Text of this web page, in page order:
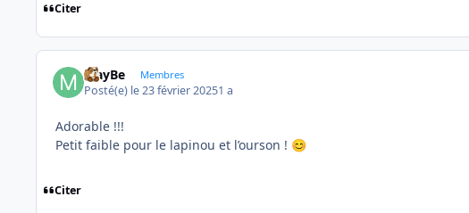
Citer
MayBe Membres
Posté(e) le 23 février 20251 a
Adorable !!!
Petit faible pour le lapinou et l’ourson ! 😊
Citer